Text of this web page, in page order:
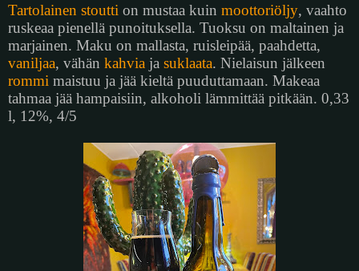
Tartolainen stoutti on mustaa kuin moottoriöljy, vaahto
ruskeaa pienellä punoituksella. Tuoksu on maltainen ja
marjainen. Maku on mallasta, ruisleipää, paahdetta,
vaniljaa, vähän kahvia ja suklaata. Nielaisun jälkeen
rommi maistuu ja jää kieltä puuduttamaan. Makeaa
tahmaa jää hampaisiin, alkoholi lämmittää pitkään. 0,33
l, 12%, 4/5